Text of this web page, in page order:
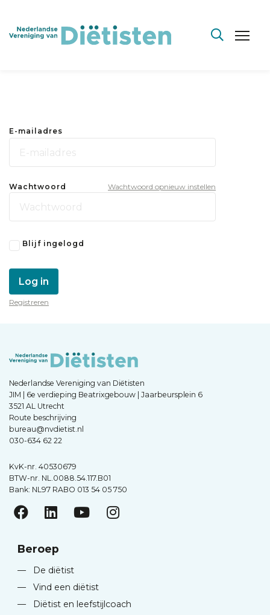
E-mailadres
Wachtwoord Wachtwoord opnieuw instellen
Blijf ingelogd
Log in
Registreren
Nederlandse Vereniging van Diëtisten
JIM | 6e verdieping Beatrixgebouw | Jaarbeursplein 6
3521 AL Utrecht
Route beschrijving
bureau@nvdietist.nl
030-634 62 22
KvK-nr. 40530679
BTW-nr. NL.0088.54.117.B01
Bank: NL97 RABO 013 54 05 750
Beroep
—
De diëtist
—
Vind een diëtist
—
Diëtist en leefstijlcoach